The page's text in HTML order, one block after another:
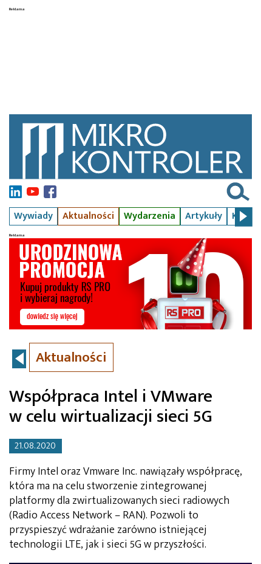
Wywiady Aktualności Wydarzenia Artykuły Kursy
Aktualności
Współpraca Intel i VMware
w celu wirtualizacji sieci 5G
21.08.2020
Firmy Intel oraz Vmware Inc. nawiązały współpracę,
która ma na celu stworzenie zintegrowanej
platformy dla zwirtualizowanych sieci radiowych
(Radio Access Network – RAN). Pozwoli to
przyspieszyć wdrażanie zarówno istniejącej
technologii LTE, jak i sieci 5G w przyszłości.